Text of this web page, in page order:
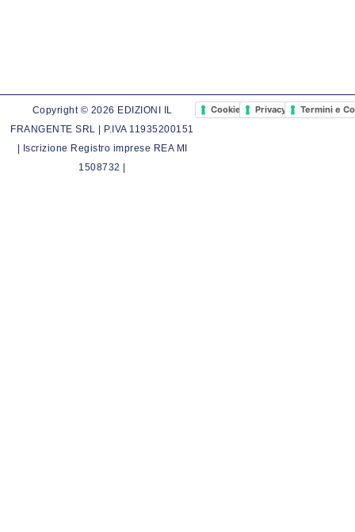
Copyright © 2026 EDIZIONI IL
FRANGENTE SRL | P.IVA 11935200151
| Iscrizione Registro imprese REA MI
1508732 |
Cookie PolicyPrivacy PolicyTermini e